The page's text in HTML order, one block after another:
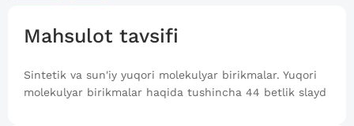
Mahsulot tavsifi
Sintetik va sun'iy yuqori molekulyar birikmalar. Yuqori
molekulyar birikmalar haqida tushincha 44 betlik slayd